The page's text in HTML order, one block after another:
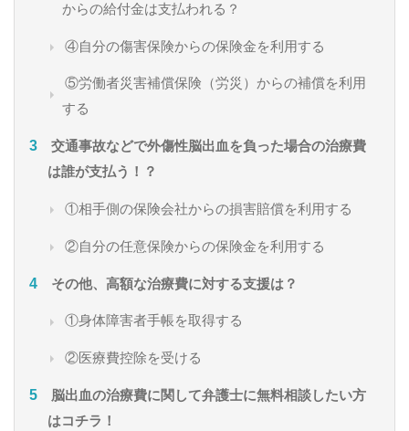
からの給付金は支払われる？
④自分の傷害保険からの保険金を利用する
⑤労働者災害補償保険（労災）からの補償を利用
する
交通事故などで外傷性脳出血を負った場合の治療費
は誰が支払う！？
①相手側の保険会社からの損害賠償を利用する
②自分の任意保険からの保険金を利用する
その他、高額な治療費に対する支援は？
①身体障害者手帳を取得する
②医療費控除を受ける
脳出血の治療費に関して弁護士に無料相談したい方
はコチラ！